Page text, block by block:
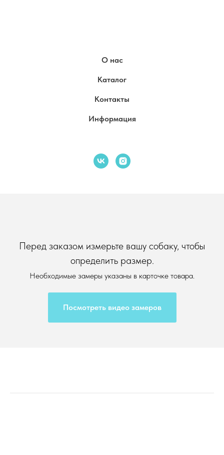
О нас
Каталог
Контакты
Информация
Перед заказом измерьте вашу собаку, чтобы
определить размер.
Необходимые замеры указаны в карточке товара.
Посмотреть видео замеров